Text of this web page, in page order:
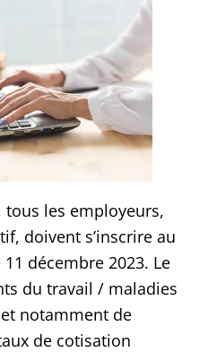
tous les employeurs,
doivent s’inscrire au
décembre 2023. Le
du travail / maladies
notamment de
de cotisation